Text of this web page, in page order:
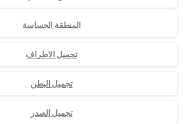
المنطقة الحساسة
تجميل الاطراف
تجميل البطن
تجميل الصدر